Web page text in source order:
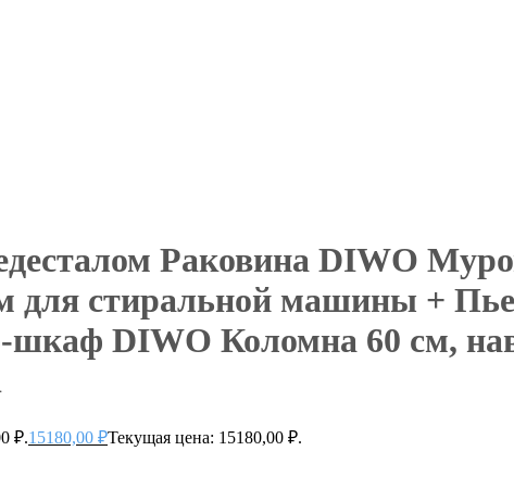
Раковина DIWO
для стиральной машины +
шкаф DIWO Коломна 60 см,
₽.15180,00 ₽Текущая цена: 15180,00 ₽.